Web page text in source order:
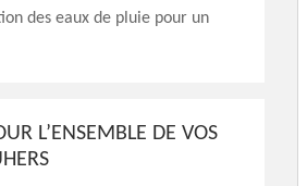
des eaux de pluie pour un
L’ENSEMBLE DE VOS